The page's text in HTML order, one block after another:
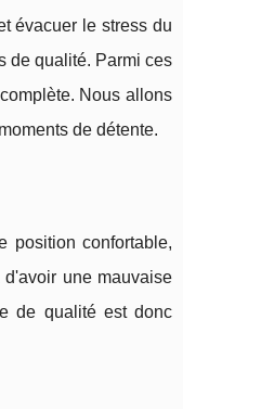
évacuer le stress du
de qualité. Parmi ces
Nous allons
de détente.
position confortable,
une mauvaise
de qualité est donc